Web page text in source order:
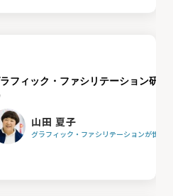
フィック・ファシリテーション研修
山田 夏子
グラフィック・ファシリテーションが世界